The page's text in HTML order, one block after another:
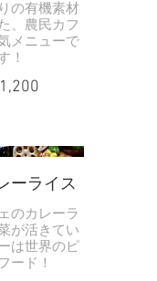
の有機素材
、農民カフ
メニューで
！
ーライス
のカレーラ
が活きてい
は世界のピ
ード！